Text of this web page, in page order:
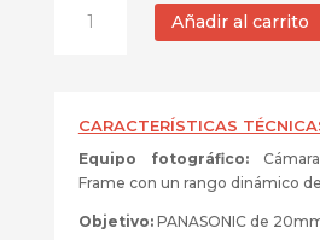
NUBLADOS
1930
cantidad
Añadir al carrito
CARACTERÍSTICAS
Equipo fotográfico:Cámara
Frame con un rango dinámico de
Objetivo:PANASONIC de